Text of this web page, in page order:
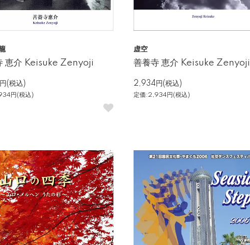
恵介 Keisuke Zenyoji
(税込)
円(税込)
虚空
善養寺 恵介 Keisuke Zenyoji
2,934円(税込)
定価:2,934円(税込)